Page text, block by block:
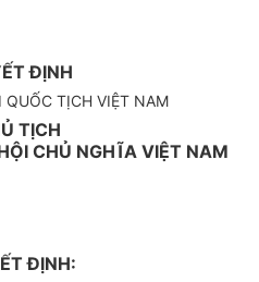
ĐỊNH
QUỐC TỊCH VIỆT NAM
TỊCH
CHỦ NGHĨA VIỆT NAM
ĐỊNH: